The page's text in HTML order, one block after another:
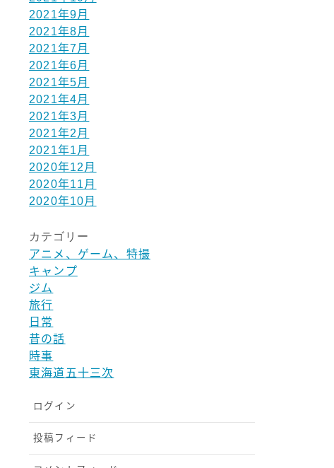
2021年9月
2021年8月
2021年7月
2021年6月
2021年5月
2021年4月
2021年3月
2021年2月
2021年1月
2020年12月
2020年11月
2020年10月
カテゴリー
アニメ、ゲーム、特撮
キャンプ
ジム
旅行
日常
昔の話
時事
東海道五十三次
ログイン
投稿フィード